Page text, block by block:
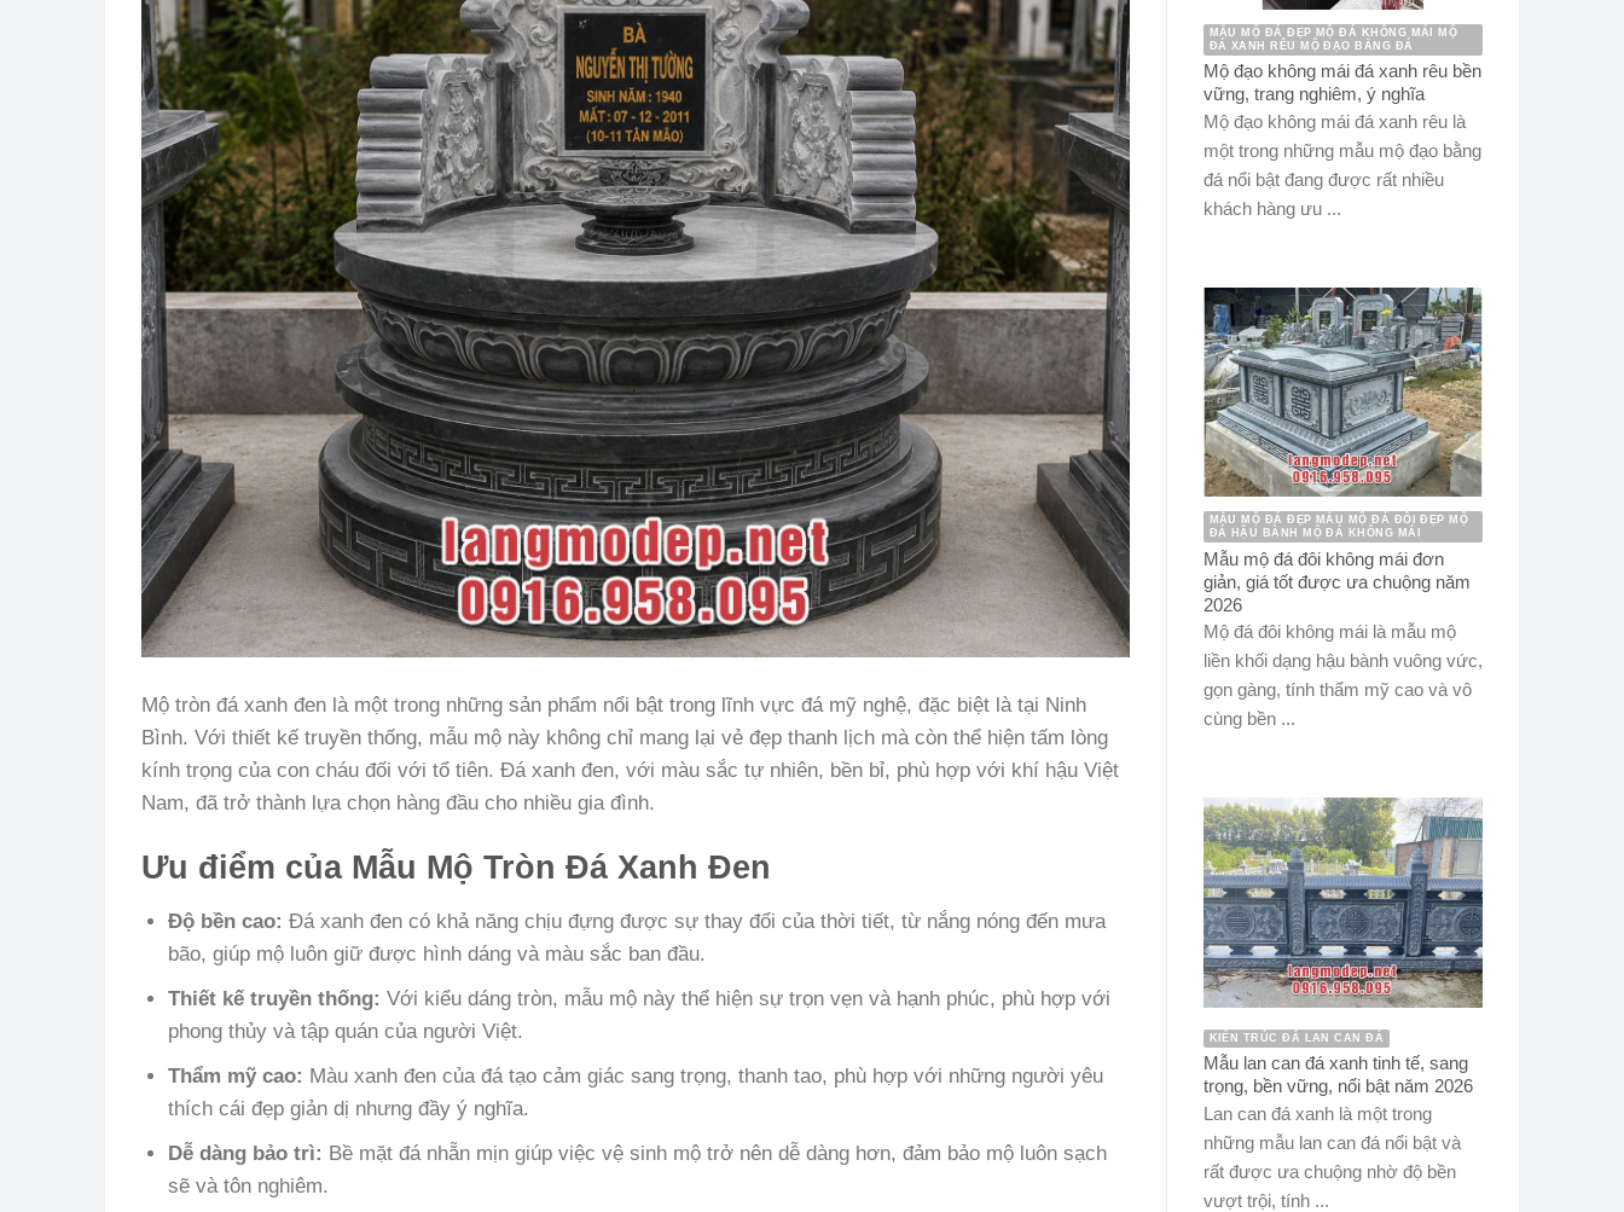
Mộ tròn đá xanh đen là một trong những sản phẩm nổi bật trong lĩnh vực đá mỹ nghệ, đặc biệt là tại Ninh
Bình. Với thiết kế truyền thống, mẫu mộ này không chỉ mang lại vẻ đẹp thanh lịch mà còn thể hiện tấm lòng
kính trọng của con cháu đối với tổ tiên. Đá xanh đen, với màu sắc tự nhiên, bền bỉ, phù hợp với khí hậu Việt
Nam, đã trở thành lựa chọn hàng đầu cho nhiều gia đình.
Ưu điểm của Mẫu Mộ Tròn Đá Xanh Đen
Độ bền cao: Đá xanh đen có khả năng chịu đựng được sự thay đổi của thời tiết, từ nắng nóng đến mưa
bão, giúp mộ luôn giữ được hình dáng và màu sắc ban đầu.
Thiết kế truyền thống: Với kiểu dáng tròn, mẫu mộ này thể hiện sự trọn vẹn và hạnh phúc, phù hợp với
phong thủy và tập quán của người Việt.
Thẩm mỹ cao: Màu xanh đen của đá tạo cảm giác sang trọng, thanh tao, phù hợp với những người yêu
thích cái đẹp giản dị nhưng đầy ý nghĩa.
Dễ dàng bảo trì: Bề mặt đá nhẵn mịn giúp việc vệ sinh mộ trở nên dễ dàng hơn, đảm bảo mộ luôn sạch
sẽ và tôn nghiêm.
MẪU MỘ ĐÁ ĐẸP MỘ ĐÁ KHÔNG MÁI MỘ
ĐÁ XANH RÊU MỘ ĐẠO BẰNG ĐÁ
Mộ đạo không mái đá xanh rêu bền
vững, trang nghiêm, ý nghĩa
Mộ đạo không mái đá xanh rêu là
một trong những mẫu mộ đạo bằng
đá nổi bật đang được rất nhiều
khách hàng ưu ...
MẪU MỘ ĐÁ ĐẸP MẪU MỘ ĐÁ ĐÔI ĐẸP MỘ
ĐÁ HẬU BÀNH MỘ ĐÁ KHÔNG MÁI
Mẫu mộ đá đôi không mái đơn
giản, giá tốt được ưa chuộng năm
2026
Mộ đá đôi không mái là mẫu mộ
liền khối dạng hậu bành vuông vức,
gọn gàng, tính thẩm mỹ cao và vô
cùng bền ...
KIẾN TRÚC ĐÁ LAN CAN ĐÁ
Mẫu lan can đá xanh tinh tế, sang
trọng, bền vững, nổi bật năm 2026
Lan can đá xanh là một trong
những mẫu lan can đá nổi bật và
rất được ưa chuộng nhờ độ bền
vượt trội, tính ...